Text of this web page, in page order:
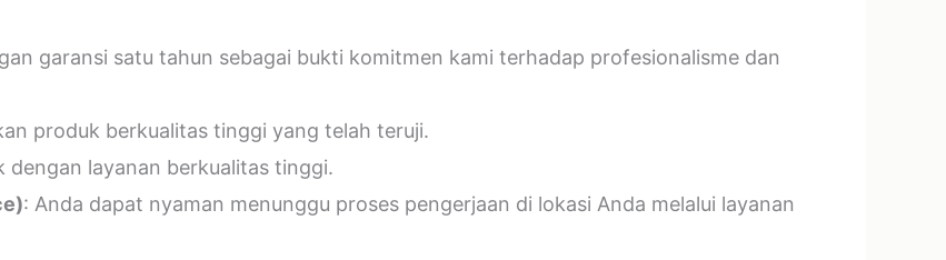
garansi satu tahun sebagai bukti komitmen kami terhadap profesionalisme dan
produk berkualitas tinggi yang telah teruji.
dengan layanan berkualitas tinggi.
: Anda dapat nyaman menunggu proses pengerjaan di lokasi Anda melalui layanan